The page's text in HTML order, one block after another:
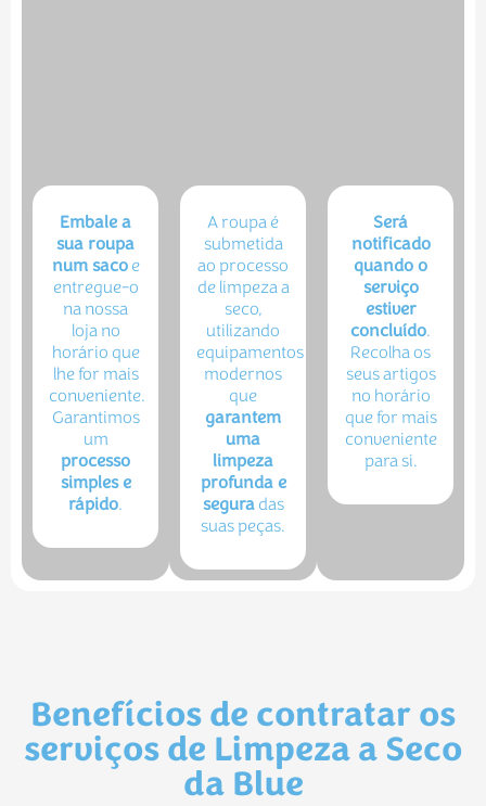
Embale a
sua roupa
num sacoe
entregue-o
na nossa
loja no
horário que
lhe for mais
conveniente.
Garantimos
um
processo
simples e
rápido.
A roupa é
submetida
ao processo
de limpeza a
seco,
utilizando
equipamentos
modernos
que
garantem
uma
limpeza
profunda e
seguradas
suas peças.
Será
notificado
quando o
serviço
estiver
concluído.
Recolha os
seus artigos
no horário
que for mais
conveniente
para si.
Benefícios de contratar os
serviços de Limpeza a Seco
da Blue